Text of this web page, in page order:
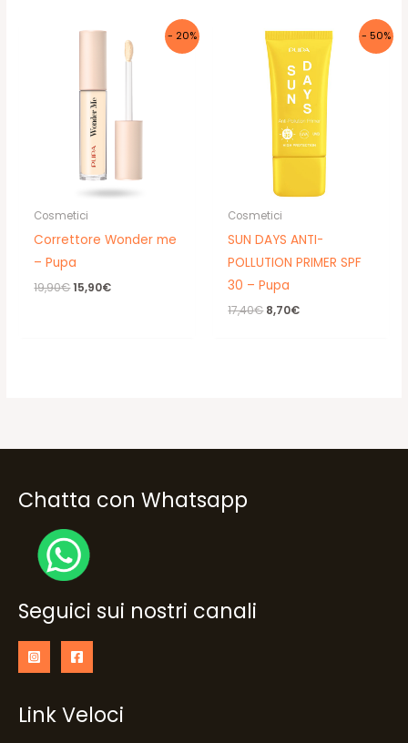
- 20%
Cosmetici
Correttore Wonder me
– Pupa
19,90€Il
15,90€Il
- 50%
Cosmetici
SUN DAYS ANTI-
POLLUTION PRIMER SPF
30 – Pupa
17,40€ Il
8,70€Il
Chatta con Whatsapp
Seguici sui nostri canali
Link Veloci